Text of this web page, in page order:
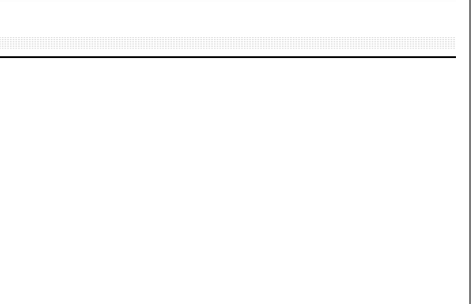
2016 en el Perú
detectar zonas con minería ilegal
Copa América Centenario 2016